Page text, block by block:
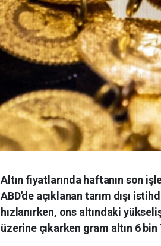
Altın fiyatlarında haftanın son
ABD'de açıklanan tarım dışı
hızlanırken, ons altındaki
üzerine çıkarken gram altın 6